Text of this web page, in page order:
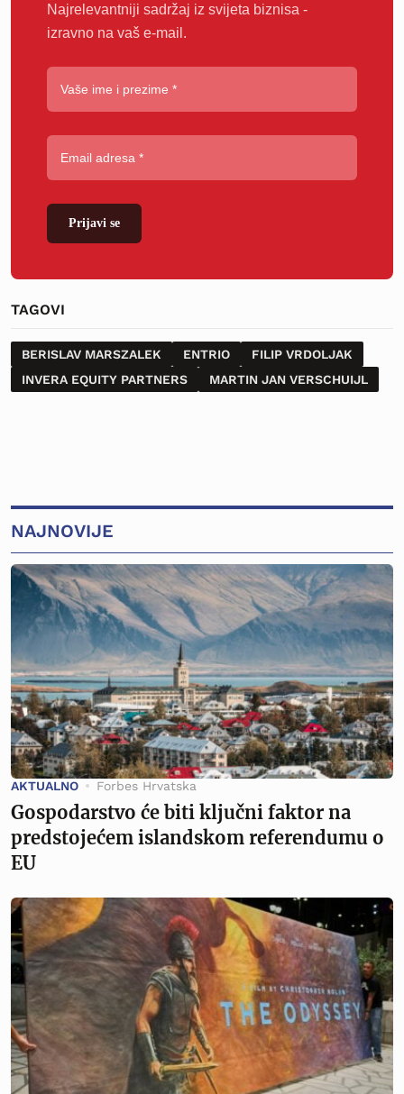
Najrelevantniji sadržaj iz svijeta biznisa -
izravno na vaš e-mail.
Prijavi se
TAGOVI
BERISLAV MARSZALEK ENTRIO
FILIP VRDOLJAK
INVERA EQUITY PARTNERS
MARTIN JAN VERSCHUIJL
NAJNOVIJE
AKTUALNO Forbes Hrvatska
Gospodarstvo će biti ključni faktor na
predstojećem islandskom referendumu o
EU